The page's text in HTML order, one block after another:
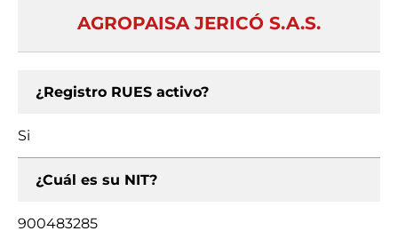
AGROPAISA JERICÓ S.A.S.
¿Registro RUES activo?
Si
¿Cuál es su NIT?
900483285